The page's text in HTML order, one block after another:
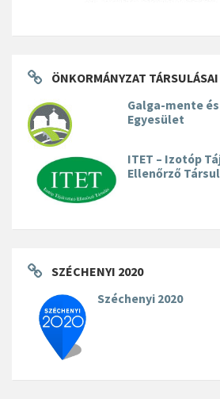
ÖNKORMÁNYZAT TÁRSULÁSAI
Galga-mente
Egyesület
ITET – Izotóp
Ellenőrző
SZÉCHENYI 2020
Széchenyi 2020